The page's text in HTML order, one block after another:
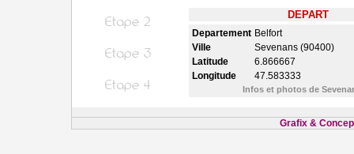
DEPART
Departement Belfort
Ville
Sevenans (90400)
Latitude
6.866667
Longitude
47.583333
Infos et photos de
Grafix &